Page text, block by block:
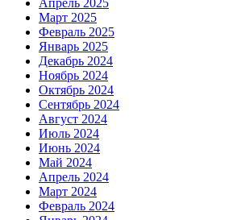
Апрель 2025
Март 2025
Февраль 2025
Январь 2025
Декабрь 2024
Ноябрь 2024
Октябрь 2024
Сентябрь 2024
Август 2024
Июль 2024
Июнь 2024
Май 2024
Апрель 2024
Март 2024
Февраль 2024